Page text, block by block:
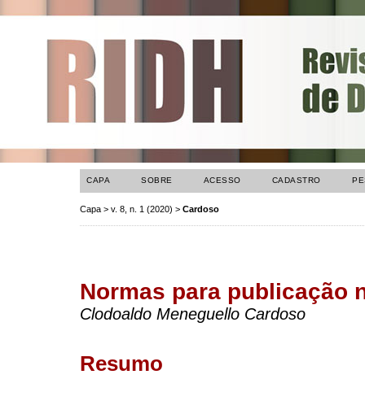
CAPA SOBRE ACESSO CADASTRO
Capa > v. 8, n. 1 (2020) > Cardoso
Normas para publicação
Clodoaldo Meneguello Cardoso
Resumo